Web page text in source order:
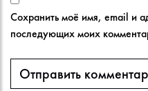
Сохранить моё имя, email и
последующих моих